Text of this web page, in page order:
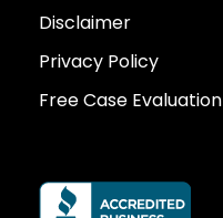
Disclaimer
Privacy Policy
Free Case Evaluation